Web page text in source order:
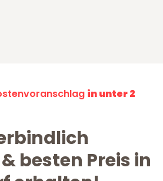
in unter 2
besten Preis in